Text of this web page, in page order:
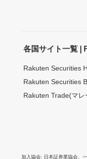
各国サイト一覧 |
Rakuten Securities
Rakuten Securities
Rakuten Trade(マレ
加入協会 日本証券業協会